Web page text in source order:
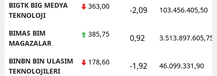
BIGTK BIG MEDYA
TEKNOLOJI
363,00 -2,09 103.456.405,50
BIMAS BIM
MAGAZALAR
385,75 0,92 3.513.897.605,75
BINBN BIN ULASIM
TEKNOLOJILERI
178,60 -1,92 46.099.331,90